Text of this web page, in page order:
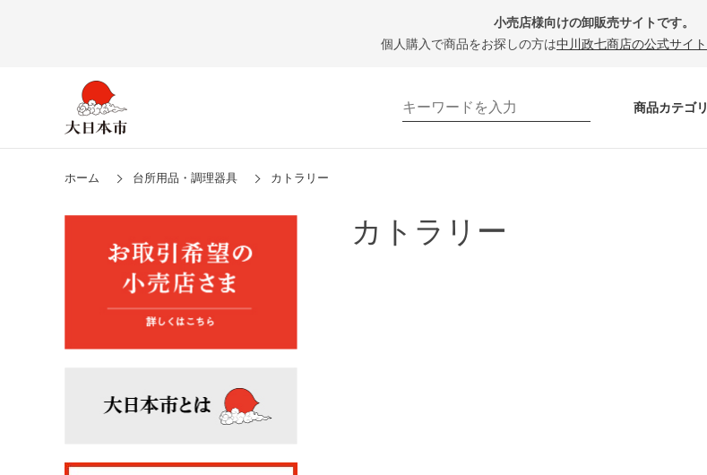
小売店様向けの卸販売サイトです。
個人購入で商品をお探しの方は中川政七商店の公式サイト
商品カテゴリ
ホーム 台所用品・調理器具 カトラリー
カトラリー